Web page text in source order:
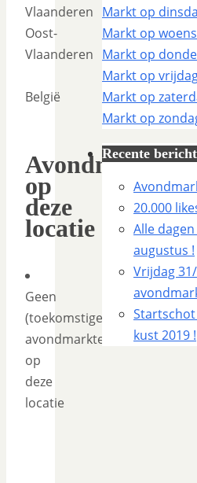
Vlaanderen
Oost-
Vlaanderen
België
Avondmarkten
op
deze
locatie
Geen
(toekomstige)
avondmarkten
op
deze
locatie
Markt op
Markt op
Markt op
Markt op
Markt op
Markt op
Recente
20.000
Alle
augustus !
Vrijdag
kust 2019 !